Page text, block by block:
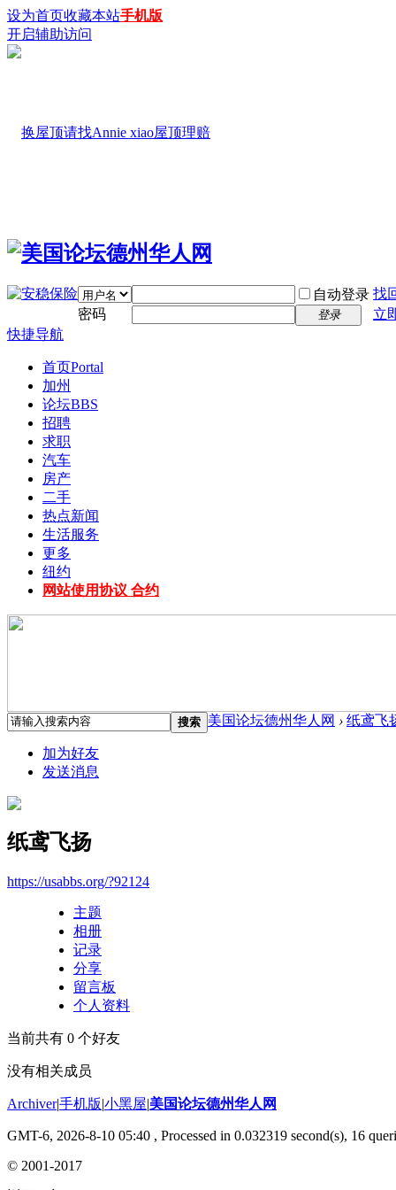
设为首页收藏本站手机版
开启辅助访问
自动登录 找
密码
登录
立
快捷导航
首页Portal
加州
论坛BBS
招聘
求职
汽车
房产
二手
热点新闻
生活服务
更多
纽约
网站使用协议 合约
搜索 美国论坛德州华人网 › 纸鸢飞
加为好友
发送消息
纸鸢飞扬
https://usabbs.org/?92124
主题
相册
记录
分享
留言板
个人资料
当前共有 0 个好友
没有相关成员
Archiver|手机版|小黑屋|美国论坛德州华人网
GMT-6, 2026-8-10 05:40 , Processed in 0.032319 second(s), 16
© 2001-2017